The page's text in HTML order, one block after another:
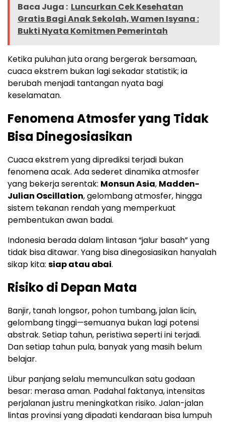
Baca Juga : Luncurkan Cek Kesehatan
Gratis Bagi Anak Sekolah, Wamen Isyana :
Bukti Nyata Komitmen Pemerintah
Ketika puluhan juta orang bergerak bersamaan,
cuaca ekstrem bukan lagi sekadar statistik; ia
berubah menjadi tantangan nyata bagi
keselamatan.
Fenomena Atmosfer yang Tidak
Bisa Dinegosiasikan
Cuaca ekstrem yang diprediksi terjadi bukan
fenomena acak. Ada sederet dinamika atmosfer
yang bekerja serentak: Monsun Asia, Madden-
Julian Oscillation, gelombang atmosfer, hingga
sistem tekanan rendah yang memperkuat
pembentukan awan badai.
Indonesia berada dalam lintasan “jalur basah” yang
tidak bisa ditawar. Yang bisa dinegosiasikan hanyalah
sikap kita: siap atau abai.
Risiko di Depan Mata
Banjir, tanah longsor, pohon tumbang, jalan licin,
gelombang tinggi—semuanya bukan lagi potensi
abstrak. Setiap tahun, peristiwa seperti ini terjadi.
Dan setiap tahun pula, banyak yang masih belum
belajar.
Libur panjang selalu memunculkan satu godaan
besar: merasa aman. Padahal faktanya, intensitas
perjalanan justru meningkatkan risiko. Jalan-jalan
lintas provinsi yang dipadati kendaraan bisa lumpuh